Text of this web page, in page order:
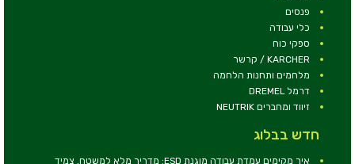
פנסים
כלי עבודה
ספקי כוח
KARCHER / קרשר
מלחמים ותחנות הלחמה
דרמל DREMEL
זיווד ומחברים NEUTRIK
חדש בבלוג
איך מקימים עמדת עבודה מוגנת ESD: מדריך מלא למשטח, צמיד